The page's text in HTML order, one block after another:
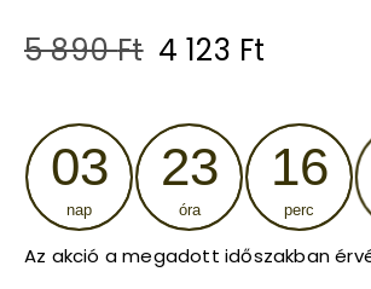
5 890Ft Original
was:
5
890 Ft.
4 123 Ft
is:
4
123 Ft.
03
nap
23
óra
16
perc
Az akció a megadott időszakban